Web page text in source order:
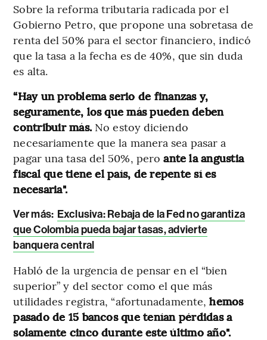
Sobre la reforma tributaria radicada por el
Gobierno Petro, que propone una sobretasa de
renta del 50% para el sector financiero, indicó
que la tasa a la fecha es de 40%, que sin duda
es alta.
“Hay un problema serio de finanzas y,
seguramente, los que más pueden deben
contribuir más. No estoy diciendo
necesariamente que la manera sea pasar a
pagar una tasa del 50%, peroante la angustia
fiscal que tiene el país, de repente sí es
necesaria".
Ver más: Exclusiva: Rebaja de la Fed no garantiza
que Colombia pueda bajar tasas, advierte
banquera central
Habló de la urgencia de pensar en el “bien
superior” y del sector como el que más
utilidades registra, “afortunadamente,hemos
pasado de 15 bancos que tenían pérdidas a
solamente cinco durante este último año".